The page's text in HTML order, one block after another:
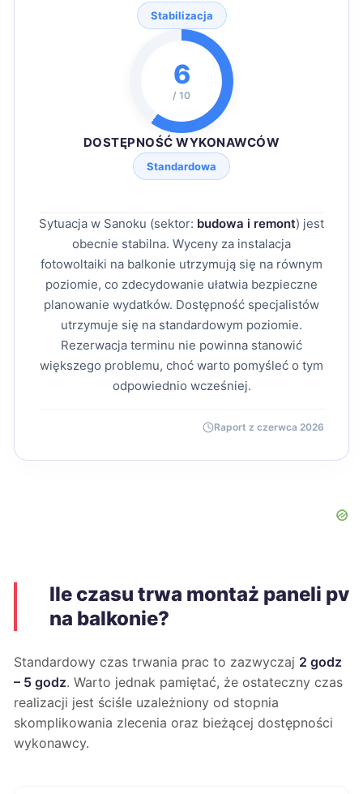
Stabilizacja
6
/ 10
DOSTĘPNOŚĆ WYKONAWCÓW
Standardowa
Sytuacja w Sanoku (sektor: budowa i remont) jest
obecnie stabilna. Wyceny za instalacja
fotowoltaiki na balkonie utrzymują się na równym
poziomie, co zdecydowanie ułatwia bezpieczne
planowanie wydatków. Dostępność specjalistów
utrzymuje się na standardowym poziomie.
Rezerwacja terminu nie powinna stanowić
większego problemu, choć warto pomyśleć o tym
odpowiednio wcześniej.
Raport z czerwca 2026
Ile czasu trwa montaż paneli pv
na balkonie?
Standardowy czas trwania prac to zazwyczaj 2 godz
– 5 godz. Warto jednak pamiętać, że ostateczny czas
realizacji jest ściśle uzależniony od stopnia
skomplikowania zlecenia oraz bieżącej dostępności
wykonawcy.